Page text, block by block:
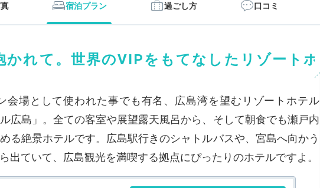
宿泊プラン 過ごし方 口コミ
かれて。世界のVIPをもてなしたリゾートホ
会場として使われた事でも有名、広島湾を望むリゾートホテル
広島」。全ての客室や展望露天風呂から、そして朝食でも瀬戸内
る絶景ホテルです。広島駅行きのシャトルバスや、宮島へ向かう
出ていて、広島観光を満喫する拠点にぴったりのホテルですよ。